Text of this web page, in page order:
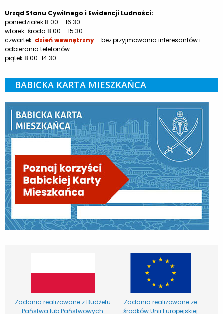
Urząd Stanu Cywilnego i Ewidencji Ludności:
poniedziałek 8:00 – 16:30
wtorek-środa 8:00 – 15:30
czwartek: dzień wewnętrzny– bez przyjmowania interesantów i
odbierania telefonów
piątek 8:00-14:30
BABICKA KARTA MIESZKAŃCA
Zadania realizowane z Budżetu
Państwa lub Państwowych
Zadania realizowane ze
środków Unii Europejskiej